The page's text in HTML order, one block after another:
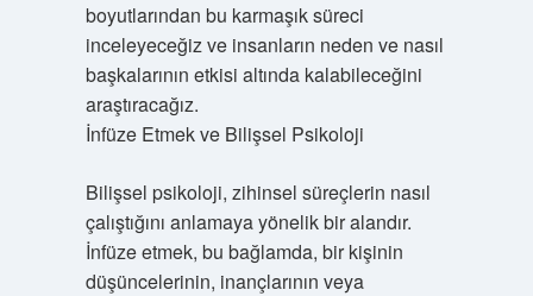
boyutlarından bu karmaşık süreci
inceleyeceğiz ve insanların neden ve nasıl
başkalarının etkisi altında kalabileceğini
araştıracağız.
İnfüze Etmek ve Bilişsel Psikoloji
Bilişsel psikoloji, zihinsel süreçlerin nasıl
çalıştığını anlamaya yönelik bir alandır.
İnfüze etmek, bu bağlamda, bir kişinin
düşüncelerinin, inançlarının veya